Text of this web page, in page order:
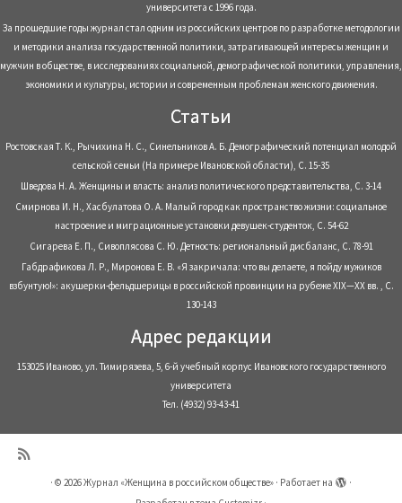
университета с 1996 года.
За прошедшие годы журнал стал одним из российских центров по разработке методологии
и методики анализа государственной политики, затрагивающей интересы женщин и
мужчин в обществе, в исследованиях социальной, демографической политики, управления,
экономики и культуры, истории и современным проблемам женского движения.
Статьи
Ростовская Т. К., Рычихина Н. С., Синельников А. Б. Демографический потенциал молодой
сельской семьи (На примере Ивановской области), С. 15-35
Шведова Н. А. Женщины и власть: анализ политического представительства, С. 3-14
Смирнова И. Н., Хасбулатова О. А. Малый город как пространство жизни: социальное
настроение и миграционные установки девушек-студенток, С. 54-62
Сигарева Е. П., Сивоплясова С. Ю. Детность: региональный дисбаланс, С. 78-91
Габдрафикова Л. Р., Миронова Е. В. «Я закричала: что вы делаете, я пойду мужиков
взбунтую!»: акушерки-фельдшерицы в российской провинции на рубеже XIX—XX вв. , С.
130-143
Адрес редакции
153025 Иваново, ул. Тимирязева, 5, 6-й учебный корпус Ивановского государственного
университета
Тел. (4932) 93-43-41
· © 2026Журнал «Женщина в российском обществе» · Работает на
·